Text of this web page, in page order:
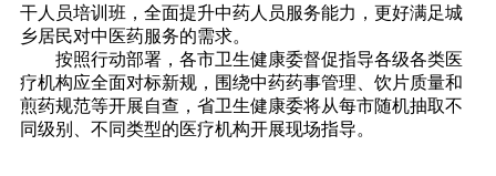
干人员培训班，全面提升中药人员服务能力，更好满足城
乡居民对中医药服务的需求。
按照行动部署，各市卫生健康委督促指导各级各类医
疗机构应全面对标新规，围绕中药药事管理、饮片质量和
煎药规范等开展自查，省卫生健康委将从每市随机抽取不
同级别、不同类型的医疗机构开展现场指导。